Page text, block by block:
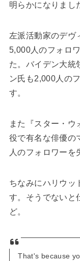
明らかになりまし
左派活動家のデヴ
5,000人のフォロ
た。バイデン大統
ン氏も2,000人の
す。
また『スター・ウ
役で有名な俳優の
人のフォロワーを
ちなみにハリウッ
す。そうでないと
ど。
That's because